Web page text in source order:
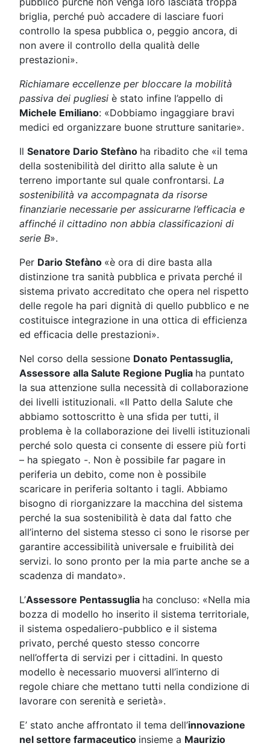
briglia, perché può accadere di lasciare fuori
controllo la spesa pubblica o, peggio ancora, di
non avere il controllo della qualità delle
prestazioni».
Richiamare eccellenze per bloccare la mobilità
passiva dei pugliesiè stato infine l’appello di
Michele Emiliano: «Dobbiamo ingaggiare bravi
medici ed organizzare buone strutture sanitarie».
IlSenatore Dario Stefàno ha ribadito che «il tema
della sostenibilità del diritto alla salute è un
terreno importante sul quale confrontarsi. La
sostenibilità va accompagnata da risorse
finanziarie necessarie per assicurarne l’efficacia e
affinché il cittadino non abbia classificazioni di
serie B».
Per Dario Stefàno «è ora di dire basta alla
distinzione tra sanità pubblica e privata perché il
sistema privato accreditato che opera nel rispetto
delle regole ha pari dignità di quello pubblico e ne
costituisce integrazione in una ottica di efficienza
ed efficacia delle prestazioni».
Nel corso della sessione Donato Pentassuglia,
Assessore alla Salute Regione Puglia ha puntato
la sua attenzione sulla necessità di collaborazione
dei livelli istituzionali. «Il Patto della Salute che
abbiamo sottoscritto è una sfida per tutti, il
problema è la collaborazione dei livelli istituzionali
perché solo questa ci consente di essere più forti
– ha spiegato -. Non è possibile far pagare in
periferia un debito, come non è possibile
scaricare in periferia soltanto i tagli. Abbiamo
bisogno di riorganizzare la macchina del sistema
perché la sua sostenibilità è data dal fatto che
all’interno del sistema stesso ci sono le risorse per
garantire accessibilità universale e fruibilità dei
servizi. Io sono pronto per la mia parte anche se a
scadenza di mandato».
L’Assessore Pentassuglia ha concluso: «Nella mia
bozza di modello ho inserito il sistema territoriale,
il sistema ospedaliero-pubblico e il sistema
privato, perché questo stesso concorre
nell’offerta di servizi per i cittadini. In questo
modello è necessario muoversi all’interno di
regole chiare che mettano tutti nella condizione di
lavorare con serenità e serietà».
E’ stato anche affrontato il tema dell’innovazione
nel settore farmaceutico insieme a Maurizio